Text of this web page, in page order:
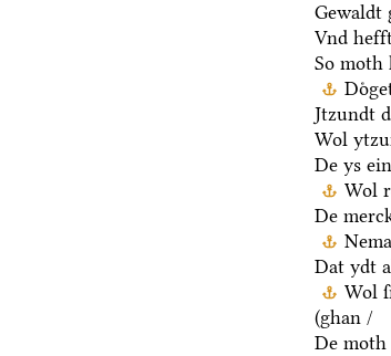
Gewaldt
Vnd
So moth
Jtzundt
Wol
De ys
Wol
De
Dat ydt
Wol
(ghan /
De moth